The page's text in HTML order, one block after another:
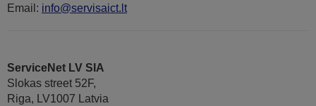
Email: info@servisaict.lt
ServiceNet LV SIA
Slokas street 52F,
Riga, LV1007 Latvia